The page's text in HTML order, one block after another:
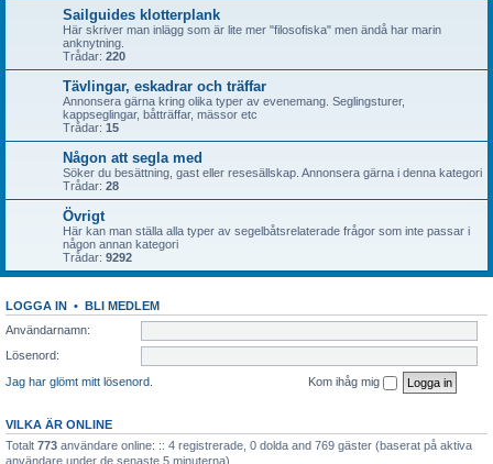
Sailguides klotterplank
Här skriver man inlägg som är lite mer "filosofiska" men ändå har marin
anknytning.
Trådar: 220
Tävlingar, eskadrar och träffar
Annonsera gärna kring olika typer av evenemang. Seglingsturer,
kappseglingar, båtträffar, mässor etc
Trådar: 15
Någon att segla med
Söker du besättning, gast eller resesällskap. Annonsera gärna i denna kategori
Trådar: 28
Övrigt
Här kan man ställa alla typer av segelbåtsrelaterade frågor som inte passar i
någon annan kategori
Trådar: 9292
LOGGA IN • BLI MEDLEM
Användarnamn:
Lösenord:
Jag har glömt mitt lösenord.
Kom ihåg mig
VILKA ÄR ONLINE
Totalt 773 användare online: :: 4 registrerade, 0 dolda and 769 gäster (baserat på aktiva
användare under de senaste 5 minuterna)